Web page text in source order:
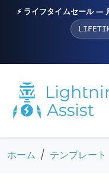
⚡ ライフタイムセール —
ホーム テンプレート